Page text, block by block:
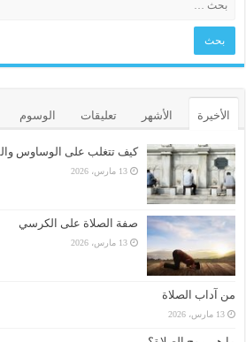
الأخيرة الأشهر تعليقات الوسوم
كيف تتغلب على الوساوس
13 مارس، 2026
صفة الصلاة على الكرسي
13 مارس، 2026
من آداب الصلاة
13 مارس، 2026